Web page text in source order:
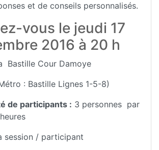
et de conseils personnalisés.
vous le jeudi 17
2016 à 20 h
Bastille Cour Damoye
: Bastille Lignes 1-5-8)
de participants : 3 personnes par
session / participant